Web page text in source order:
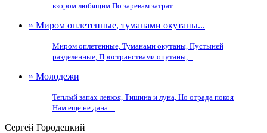
взором любящим По заревам затрат....
» Миром оплетенные, туманами окутаны...
Миром оплетенные, Туманами окутаны, Пустыней
разделенные, Пространствами опутаны,...
» Молодежи
Теплый запах левкоя, Тишина и луна, Но отрада покоя
Нам еще не дана....
Сергей Городецкий